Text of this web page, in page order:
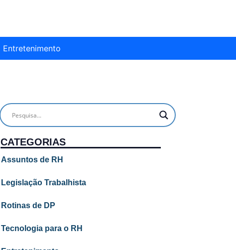
Entretenimento
CATEGORIAS
Assuntos de RH
Legislação Trabalhista
Rotinas de DP
Tecnologia para o RH